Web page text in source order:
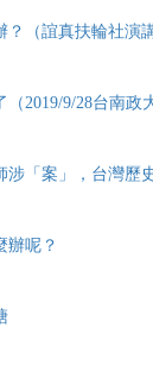
？（誼真扶輪社演
2019/9/28台南政
涉「案」，台灣
辦呢？